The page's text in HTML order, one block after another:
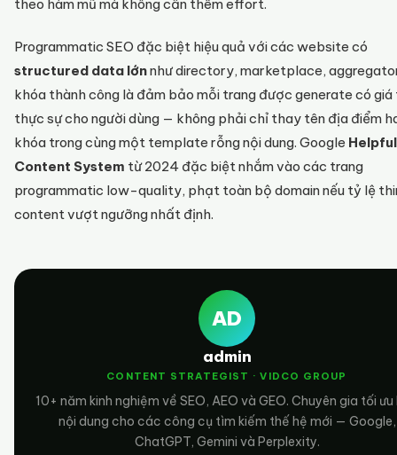
theo hàm mũ mà không cần thêm effort.
Programmatic SEO đặc biệt hiệu quả với các website có
structured data lớnnhư directory, marketplace,
khóa thành công là đảm bảo mỗi trang được generate có
thực sự cho người dùng — không phải chỉ thay tên địa điểm
khóa trong cùng một template rỗng nội dung. Google Helpful
Content System từ 2024 đặc biệt nhắm vào các trang
programmatic low-quality, phạt toàn bộ domain nếu tỷ lệ
content vượt ngưỡng nhất định.
AD
admin
CONTENT STRATEGIST · VIDCO GROUP
10+ năm kinh nghiệm về SEO, AEO và GEO. Chuyên gia tối ưu
nội dung cho các công cụ tìm kiếm thế hệ mới — Google,
ChatGPT, Gemini và Perplexity.